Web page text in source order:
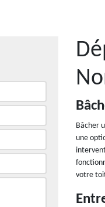
Bâcher
une
votre